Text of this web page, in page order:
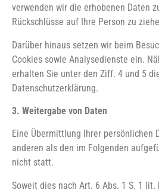
verwenden wir die erhobenen Daten
Rückschlüsse auf Ihre Person zu
Darüber hinaus setzen wir beim
Cookies sowie Analysedienste ein.
erhalten Sie unter den Ziff. 4 und 5
Datenschutzerklärung.
3. Weitergabe von Daten
Eine Übermittlung Ihrer persönlichen
anderen als den im Folgenden
nicht statt.
Soweit dies nach Art. 6 Abs. 1 S. 1 lit.